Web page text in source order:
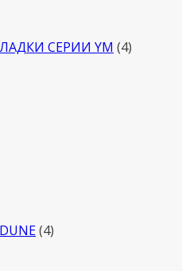
СЕРИИ YM 4
4